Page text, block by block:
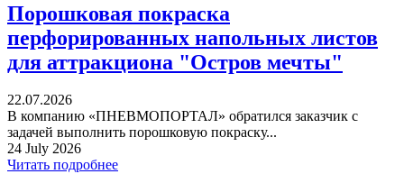
Порошковая покраска
перфорированных напольных листов
для аттракциона "Остров мечты"
22.07.2026
В компанию «ПНЕВМОПОРТАЛ» обратился заказчик с
задачей выполнить порошковую покраску...
24 July 2026
Читать подробнее